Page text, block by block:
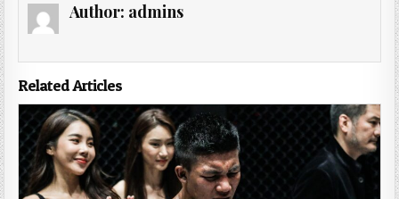
Author: admins
Related Articles